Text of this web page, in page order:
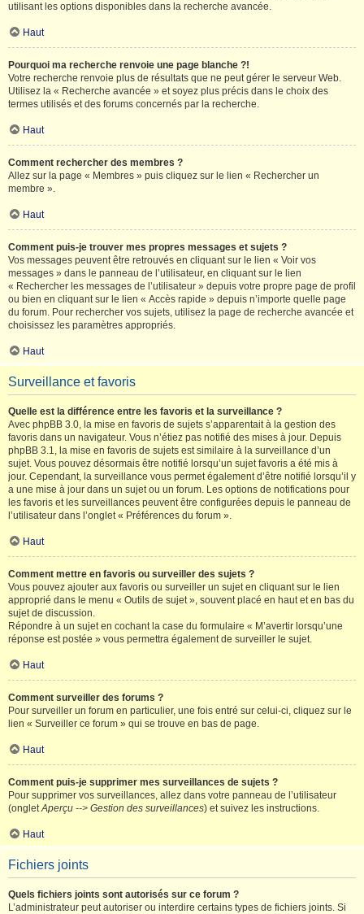
utilisant les options disponibles dans la recherche avancée.
Haut
Pourquoi ma recherche renvoie une page blanche ?!
Votre recherche renvoie plus de résultats que ne peut gérer le serveur Web.
Utilisez la « Recherche avancée » et soyez plus précis dans le choix des
termes utilisés et des forums concernés par la recherche.
Haut
Comment rechercher des membres ?
Allez sur la page « Membres » puis cliquez sur le lien « Rechercher un
membre ».
Haut
Comment puis-je trouver mes propres messages et sujets ?
Vos messages peuvent être retrouvés en cliquant sur le lien « Voir vos
messages » dans le panneau de l’utilisateur, en cliquant sur le lien
« Rechercher les messages de l’utilisateur » depuis votre propre page de profil
ou bien en cliquant sur le lien « Accès rapide » depuis n’importe quelle page
du forum. Pour rechercher vos sujets, utilisez la page de recherche avancée et
choisissez les paramètres appropriés.
Haut
Surveillance et favoris
Quelle est la différence entre les favoris et la surveillance ?
Avec phpBB 3.0, la mise en favoris de sujets s’apparentait à la gestion des
favoris dans un navigateur. Vous n’étiez pas notifié des mises à jour. Depuis
phpBB 3.1, la mise en favoris de sujets est similaire à la surveillance d’un
sujet. Vous pouvez désormais être notifié lorsqu’un sujet favoris a été mis à
jour. Cependant, la surveillance vous permet également d’être notifié lorsqu’il y
a une mise à jour dans un sujet ou un forum. Les options de notifications pour
les favoris et les surveillances peuvent être configurées depuis le panneau de
l’utilisateur dans l’onglet « Préférences du forum ».
Haut
Comment mettre en favoris ou surveiller des sujets ?
Vous pouvez ajouter aux favoris ou surveiller un sujet en cliquant sur le lien
approprié dans le menu « Outils de sujet », souvent placé en haut et en bas du
sujet de discussion.
Répondre à un sujet en cochant la case du formulaire « M’avertir lorsqu’une
réponse est postée » vous permettra également de surveiller le sujet.
Haut
Comment surveiller des forums ?
Pour surveiller un forum en particulier, une fois entré sur celui-ci, cliquez sur le
lien « Surveiller ce forum » qui se trouve en bas de page.
Haut
Comment puis-je supprimer mes surveillances de sujets ?
Pour supprimer vos surveillances, allez dans votre panneau de l’utilisateur
(ongletAperçu --> Gestion des surveillances) et suivez les instructions.
Haut
Fichiers joints
Quels fichiers joints sont autorisés sur ce forum ?
L’administrateur peut autoriser ou interdire certains types de fichiers joints. Si